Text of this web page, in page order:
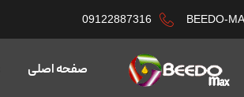
BEEDO-
09122887316
صفحه اصلی